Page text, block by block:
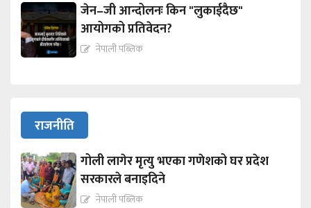
जेन–जी आन्दोलनः किन "लुकाईदैछ"
आयोगको प्रतिवेदन?
नेपाली पब्लिक
राजनीति
गोली लागेर मृत्यु भएका गणेशको घर प्रदेश
सरकारले बनाइदिने
नेपाली पब्लिक